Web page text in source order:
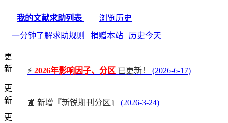
我的文献求助列表
浏览历史
一分钟了解求助规则
捐赠本站 历史今天
更
新
⚡ 2026年影响因子、分区 已更新！
(2026-6-17)
更
新
📰 新增『新锐期刊分区』
(2026-3-24)
更